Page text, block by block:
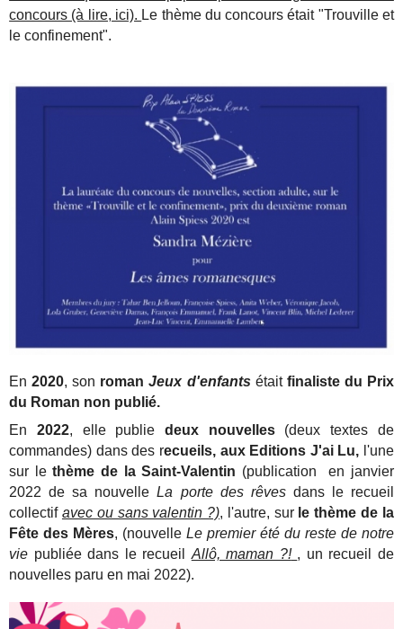
concours (à lire, ici). Le thème du concours était "Trouville et
le confinement".
En2020, son romanJeux d'enfantsétait finaliste du Prix
du Roman non publié.
En 2022, elle publie deux nouvelles(deux textes de
commandes) dans des recueils, aux Editions J'ai Lu, l'une
sur lethème de la Saint-Valentin (publication en janvier
2022 de sa nouvelleLa porte des rêvesdans le recueil
collectif avec ou sans valentin ?), l'autre, surle thème de la
Fête des Mères, (nouvelleLe premier été du reste de notre
vie publiée dans le recueil Allô, maman ?! , un recueil de
nouvelles paru en mai 2022).